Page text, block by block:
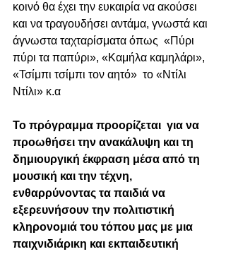
κοινό θα έχει την ευκαιρία να ακούσει
και να τραγουδήσει αντάμα, γνωστά και
άγνωστα ταχταρίσματα όπως  «Πύρι
πύρι τα παπύρι», «Καμήλα καμηλάρι»,
«Τσίμπι τσίμπι τον αητό»  το «Ντίλι
Ντίλι» κ.α
Το πρόγραμμα προορίζεται  για να
προωθήσει την ανακάλυψη και τη
δημιουργική έκφραση μέσα από τη
μουσική και την τέχνη,
ενθαρρύνοντας τα παιδιά να
εξερευνήσουν την πολιτιστική
κληρονομιά του τόπου μας με μια
παιχνιδιάρικη και εκπαιδευτική